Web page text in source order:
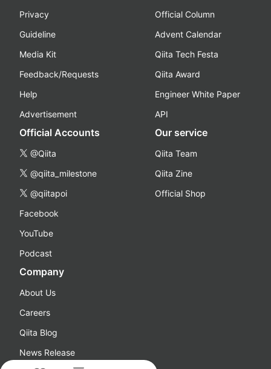
Privacy
Guideline
Media Kit
Feedback/Requests
Help
Advertisement
Official Column
Advent Calendar
Qiita Tech Festa
Qiita Award
Engineer White Paper
API
Official Accounts
@Qiita
@qiita_milestone
@qiitapoi
Facebook
YouTube
Podcast
Our service
Qiita Team
Qiita Zine
Official Shop
Company
About Us
Careers
Qiita Blog
News Release